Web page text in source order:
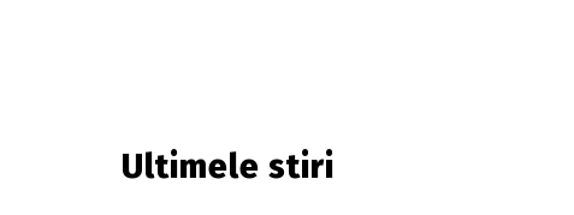
Ultimele stiri